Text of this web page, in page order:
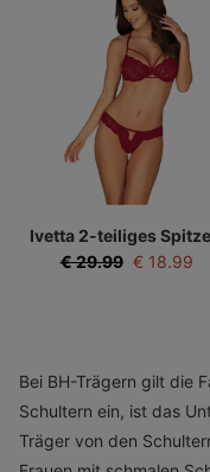
Ivetta 2-teiliges
BH-Set - Rot
€29.99 € 18.99
Bei BH-Trägern gilt die
Schultern ein, ist das
Träger von den